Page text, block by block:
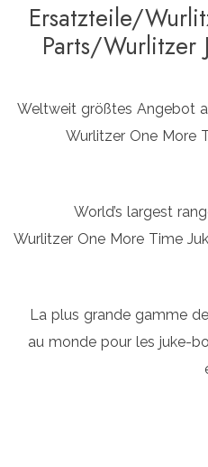
Ersatzteile/
Parts/Wurlitzer
Weltweit größtes Angebot
Wurlitzer One More
World’s largest
Wurlitzer One More Time
La plus grande gamme
au monde pour les juke-